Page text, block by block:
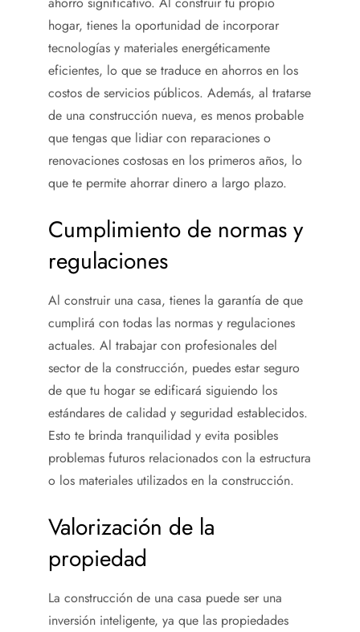
hogar, tienes la oportunidad de incorporar
tecnologías y materiales energéticamente
eficientes, lo que se traduce en ahorros en los
costos de servicios públicos. Además, al tratarse
de una construcción nueva, es menos probable
que tengas que lidiar con reparaciones o
renovaciones costosas en los primeros años, lo
que te permite ahorrar dinero a largo plazo.
Cumplimiento de normas y
regulaciones
Al construir una casa, tienes la garantía de que
cumplirá con todas las normas y regulaciones
actuales. Al trabajar con profesionales del
sector de la construcción, puedes estar seguro
de que tu hogar se edificará siguiendo los
estándares de calidad y seguridad establecidos.
Esto te brinda tranquilidad y evita posibles
problemas futuros relacionados con la estructura
o los materiales utilizados en la construcción.
Valorización de la
propiedad
La construcción de una casa puede ser una
inversión inteligente, ya que las propiedades